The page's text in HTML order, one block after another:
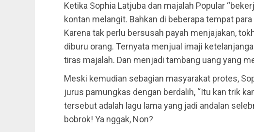
Ketika Sophia Latjuba dan majalah Popular
kontan melangit. Bahkan di beberapa tempat
Karena tak perlu bersusah payah menjajakan,
diburu orang. Ternyata menjual imaji
tiras majalah. Dan menjadi tambang uang yang
Meski kemudian sebagian masyarakat protes,
jurus pamungkas dengan berdalih, “Itu kan trik
tersebut adalah lagu lama yang jadi andalan
bobrok! Ya nggak, Non?